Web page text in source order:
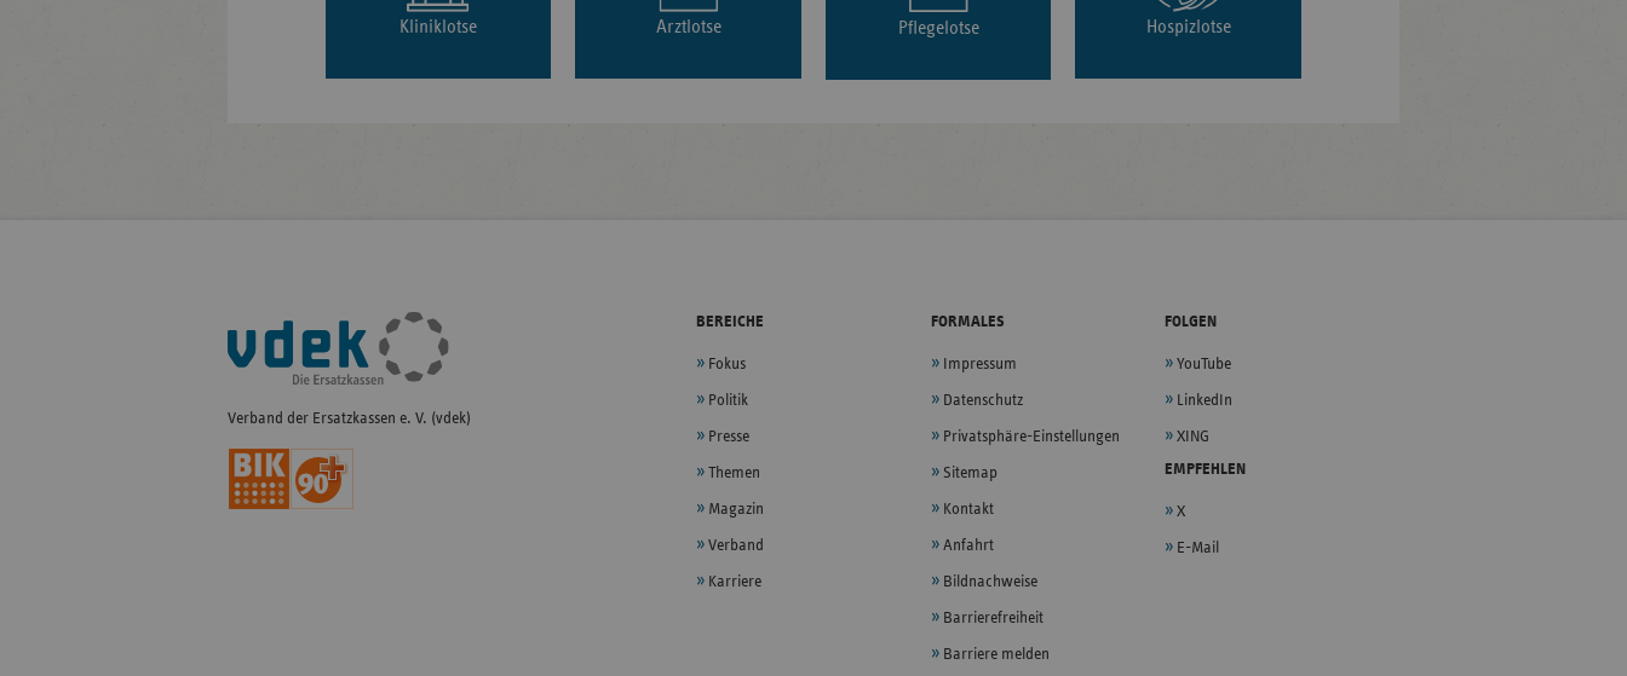
Kliniklotse Arztlotse Pflegelotse Hospizlotse
Fußleisten-
Navigation
Verband der Ersatzkassen e. V. (vdek)
BEREICHE
Fokus
Politik
Presse
Themen
Magazin
Verband
Karriere
FORMALES
Impressum
Datenschutz
Privatsphäre-Einstellungen
Sitemap
Kontakt
Anfahrt
Bildnachweise
Barrierefreiheit
Barriere melden
FOLGEN
YouTube
LinkedIn
XING
EMPFEHLEN
X
E-Mail